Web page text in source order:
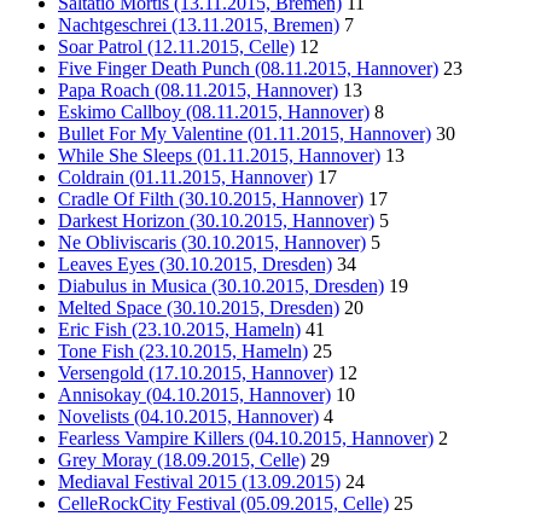
Nachtgeschrei (13.11.2015, Bremen) 7
Soar Patrol (12.11.2015, Celle) 12
Five Finger Death Punch (08.11.2015, Hannover) 23
Papa Roach (08.11.2015, Hannover) 13
Eskimo Callboy (08.11.2015, Hannover) 8
Bullet For My Valentine (01.11.2015, Hannover) 30
While She Sleeps (01.11.2015, Hannover) 13
Coldrain (01.11.2015, Hannover) 17
Cradle Of Filth (30.10.2015, Hannover) 17
Darkest Horizon (30.10.2015, Hannover) 5
Ne Obliviscaris (30.10.2015, Hannover) 5
Leaves Eyes (30.10.2015, Dresden) 34
Diabulus in Musica (30.10.2015, Dresden) 19
Melted Space (30.10.2015, Dresden) 20
Eric Fish (23.10.2015, Hameln) 41
Tone Fish (23.10.2015, Hameln) 25
Versengold (17.10.2015, Hannover) 12
Annisokay (04.10.2015, Hannover) 10
Novelists (04.10.2015, Hannover) 4
Fearless Vampire Killers (04.10.2015, Hannover) 2
Grey Moray (18.09.2015, Celle) 29
Mediaval Festival 2015 (13.09.2015) 24
CelleRockCity Festival (05.09.2015, Celle) 25